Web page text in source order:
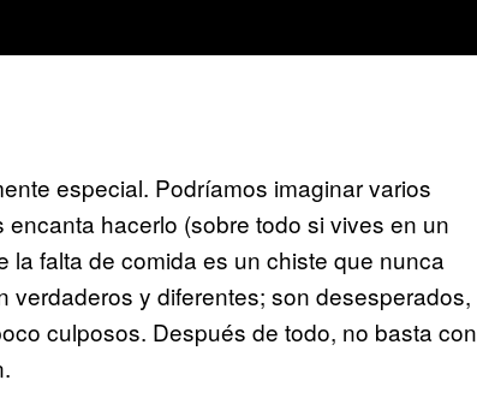
especial. Podríamos imaginar varios
hacerlo (sobre todo si vives en un
falta de comida es un chiste que nunca
verdaderos y diferentes; son desesperados,
culposos. Después de todo, no basta con